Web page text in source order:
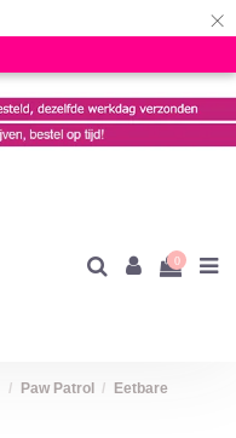
×
0
Paw Patrol
Eetbare